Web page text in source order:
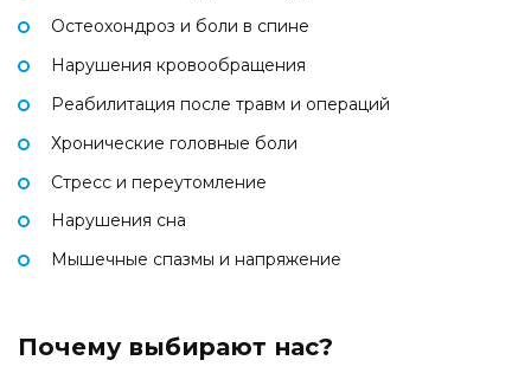
Остеохондроз и боли в спине
Нарушения кровообращения
Реабилитация после травм и операций
Хронические головные боли
Стресс и переутомление
Нарушения сна
Мышечные спазмы и напряжение
Почему выбирают нас?